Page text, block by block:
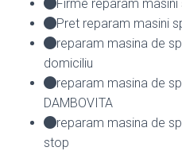
Firme reparam masini
Pret reparam masini
reparam masina de
domiciliu
reparam masina de
DAMBOVITA
reparam masina de
stop